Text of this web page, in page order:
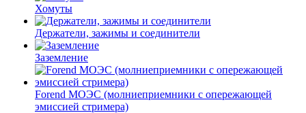
Хомуты
Держатели, зажимы и соединители
Заземление
Forend МОЭС (молниеприемники с опережающей
эмиссией стримера)